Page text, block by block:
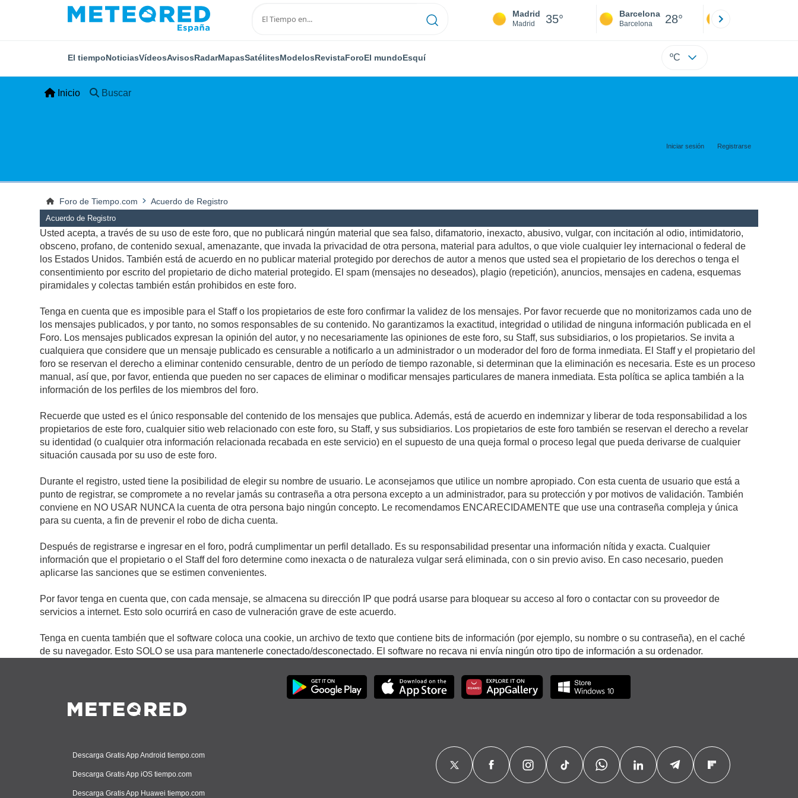
Madrid
Madrid 35° Barcelona
Barcelona 28°
El tiempoNoticiasVídeosAvisosRadarMapasSatélitesModelosRevistaForoEl mundoEsquí ºC
Inicio Buscar
Iniciar sesión Registrarse
Foro de Tiempo.com Acuerdo de Registro
Acuerdo de Registro
Usted acepta, a través de su uso de este foro, que no publicará ningún material que sea falso, difamatorio, inexacto, abusivo, vulgar, con incitación al odio, intimidatorio,
obsceno, profano, de contenido sexual, amenazante, que invada la privacidad de otra persona, material para adultos, o que viole cualquier ley internacional o federal de
los Estados Unidos. También está de acuerdo en no publicar material protegido por derechos de autor a menos que usted sea el propietario de los derechos o tenga el
consentimiento por escrito del propietario de dicho material protegido. El spam (mensajes no deseados), plagio (repetición), anuncios, mensajes en cadena, esquemas
piramidales y colectas también están prohibidos en este foro.
Tenga en cuenta que es imposible para el Staff o los propietarios de este foro confirmar la validez de los mensajes. Por favor recuerde que no monitorizamos cada uno de
los mensajes publicados, y por tanto, no somos responsables de su contenido. No garantizamos la exactitud, integridad o utilidad de ninguna información publicada en el
Foro. Los mensajes publicados expresan la opinión del autor, y no necesariamente las opiniones de este foro, su Staff, sus subsidiarios, o los propietarios. Se invita a
cualquiera que considere que un mensaje publicado es censurable a notificarlo a un administrador o un moderador del foro de forma inmediata. El Staff y el propietario del
foro se reservan el derecho a eliminar contenido censurable, dentro de un período de tiempo razonable, si determinan que la eliminación es necesaria. Este es un proceso
manual, así que, por favor, entienda que pueden no ser capaces de eliminar o modificar mensajes particulares de manera inmediata. Esta política se aplica también a la
información de los perfiles de los miembros del foro.
Recuerde que usted es el único responsable del contenido de los mensajes que publica. Además, está de acuerdo en indemnizar y liberar de toda responsabilidad a los
propietarios de este foro, cualquier sitio web relacionado con este foro, su Staff, y sus subsidiarios. Los propietarios de este foro también se reservan el derecho a revelar
su identidad (o cualquier otra información relacionada recabada en este servicio) en el supuesto de una queja formal o proceso legal que pueda derivarse de cualquier
situación causada por su uso de este foro.
Durante el registro, usted tiene la posibilidad de elegir su nombre de usuario. Le aconsejamos que utilice un nombre apropiado. Con esta cuenta de usuario que está a
punto de registrar, se compromete a no revelar jamás su contraseña a otra persona excepto a un administrador, para su protección y por motivos de validación. También
conviene en NO USAR NUNCA la cuenta de otra persona bajo ningún concepto. Le recomendamos ENCARECIDAMENTE que use una contraseña compleja y única
para su cuenta, a fin de prevenir el robo de dicha cuenta.
Después de registrarse e ingresar en el foro, podrá cumplimentar un perfil detallado. Es su responsabilidad presentar una información nítida y exacta. Cualquier
información que el propietario o el Staff del foro determine como inexacta o de naturaleza vulgar será eliminada, con o sin previo aviso. En caso necesario, pueden
aplicarse las sanciones que se estimen convenientes.
Por favor tenga en cuenta que, con cada mensaje, se almacena su dirección IP que podrá usarse para bloquear su acceso al foro o contactar con su proveedor de
servicios a internet. Esto solo ocurrirá en caso de vulneración grave de este acuerdo.
Tenga en cuenta también que el software coloca una cookie, un archivo de texto que contiene bits de información (por ejemplo, su nombre o su contraseña), en el caché
de su navegador. Esto SOLO se usa para mantenerle conectado/desconectado. El software no recava ni envía ningún otro tipo de información a su ordenador.
Descarga Gratis App Android tiempo.com
Descarga Gratis App iOS tiempo.com
Descarga Gratis App Huawei tiempo.com